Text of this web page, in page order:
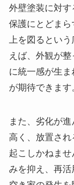
外壁塗装に対
保護にとどま
上を図るという
えば、外観が
に統一感が生
が期待できます
また、劣化が
高く、放置さ
起こしかねま
みを抑え、再活